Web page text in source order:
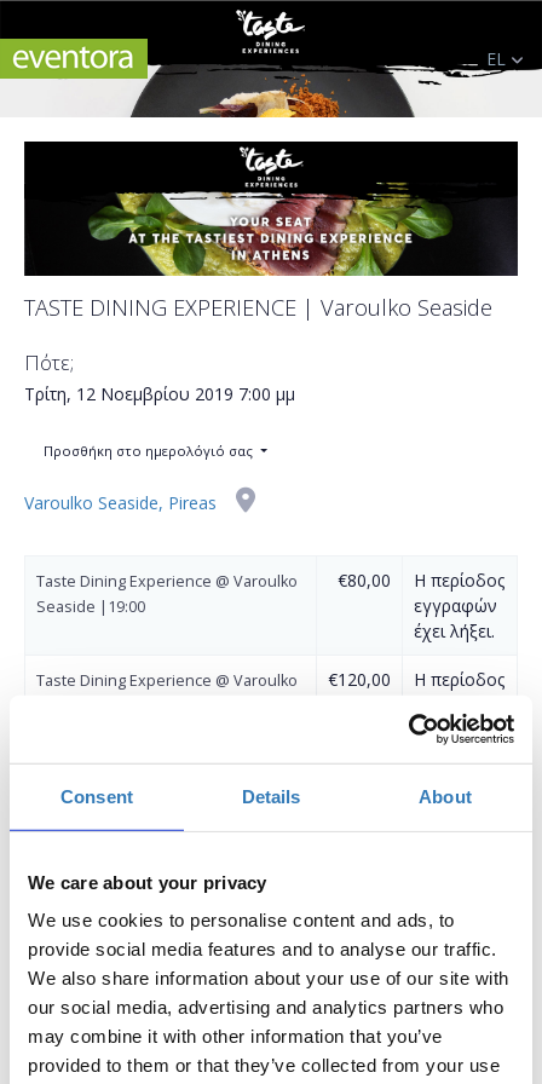
Consent Details About
We care about your privacy
We use cookies to personalise content and ads, to
provide social media features and to analyse our traffic.
We also share information about your use of our site with
our social media, advertising and analytics partners who
may combine it with other information that you’ve
provided to them or that they’ve collected from your use
EL
TASTE DINING EXPERIENCE | Varoulko Seaside
Πότε;
Τρίτη, 12 Νοεμβρίου 2019 7:00 μμ
Προσθήκη στο ημερολόγιό σας
Varoulko Seaside, Pireas
Taste Dining Experience @ Varoulko
Seaside |19:00
€80,00
Η περίοδος
εγγραφών
έχει λήξει.
Taste Dining Experience @ Varoulko
€120,00
Η περίοδος
έχει λήξει.
Seaside | 19:30
εγγραφών
έχει λήξει.
Taste Dining Experience @ Varoulko
έχει λήξει.
Taste Dining Experience @ Varoulko
Seaside | 20:00
€80,00
Η περίοδος
εγγραφών
έχει λήξει.
Taste Dining Experience @ Varoulko
€120,00
Η περίοδος